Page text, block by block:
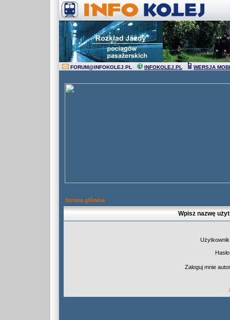
FORUM@INFOKOLEJ.PL INFOKOLEJ.PL WERSJA
Strona główna
Wpisz nazwę
Zaloguj mnie